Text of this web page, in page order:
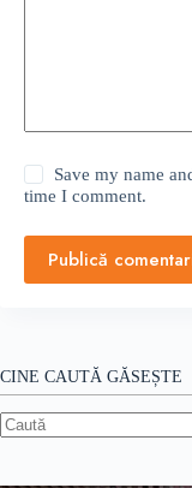
Save my name
time I comment.
Publică
CINE CAUTĂ GĂSEȘTE